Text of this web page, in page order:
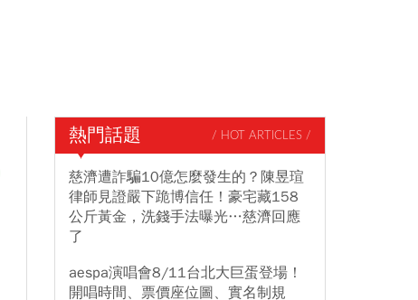
熱門話題 / HOT ARTICLES /
慈濟遭詐騙10億怎麼發生的？陳昱瑄
律師見證嚴下跪博信任！豪宅藏158
公斤黃金，洗錢手法曝光…慈濟回應
了
aespa演唱會8/11台北大巨蛋登場！
開唱時間、票價座位圖、實名制規